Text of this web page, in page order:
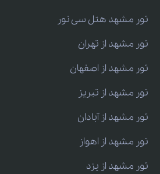
تور مشهد هتل سی نور
تور مشهد از تهران
تور مشهد از اصفهان
تور مشهد از تبریز
تور مشهد از آبادان
تور مشهد از اهواز
تور مشهد از یزد